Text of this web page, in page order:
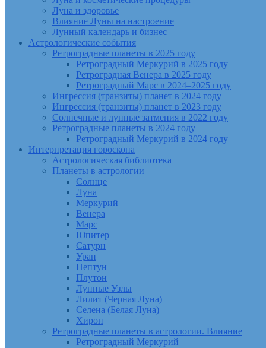
Луна и здоровье
Влияние Луны на настроение
Лунный календарь и бизнес
Астрологические события
Ретроградные планеты в 2025 году
Ретроградный Меркурий в 2025 году
Ретроградная Венера в 2025 году
Ретроградный Марс в 2024–2025 году
Ингрессия (транзиты) планет в 2024 году
Ингрессия (транзиты) планет в 2023 году
Солнечные и лунные затмения в 2022 году
Ретроградные планеты в 2024 году
Ретроградный Меркурий в 2024 году
Интерпретация гороскопа
Астрологическая библиотека
Планеты в астрологии
Солнце
Луна
Меркурий
Венера
Марс
Юпитер
Сатурн
Уран
Нептун
Плутон
Лунные Узлы
Лилит (Черная Луна)
Селена (Белая Луна)
Хирон
Ретроградные планеты в астрологии. Влияние
Ретроградный Меркурий